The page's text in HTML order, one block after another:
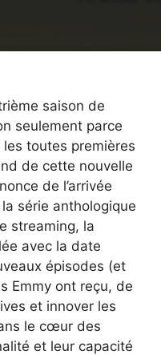
saison de
seulement parce
toutes premières
de cette nouvelle
de l’arrivée
série anthologique
streaming, la
avec la date
épisodes (et
Emmy ont reçu, de
et innover les
le cœur des
et leur capacité